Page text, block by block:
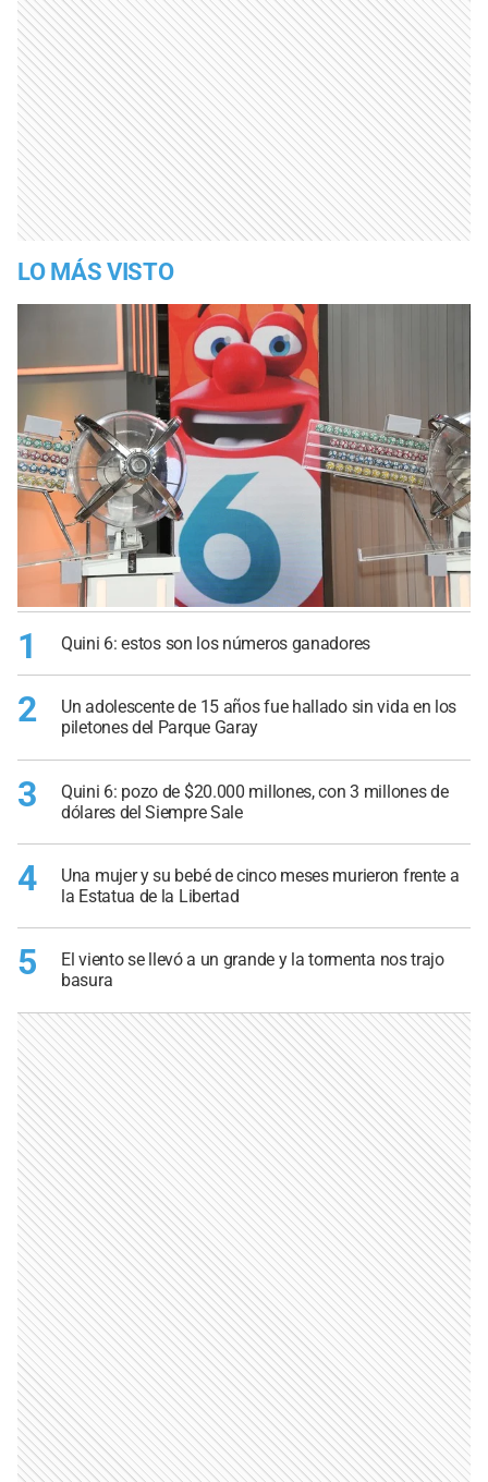
LO MÁS VISTO
1 Quini 6: estos son los números ganadores
2
Un adolescente de 15 años fue hallado sin vida en los
piletones del Parque Garay
3
Quini 6: pozo de $20.000 millones, con 3 millones de
dólares del Siempre Sale
4
Una mujer y su bebé de cinco meses murieron frente a
la Estatua de la Libertad
5
El viento se llevó a un grande y la tormenta nos trajo
basura